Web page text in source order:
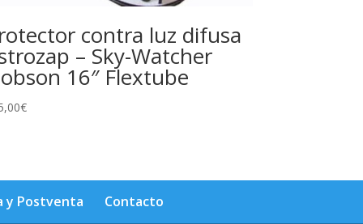
contra luz difusa
– Sky-Watcher
16″ Flextube
€
y Postventa Contacto